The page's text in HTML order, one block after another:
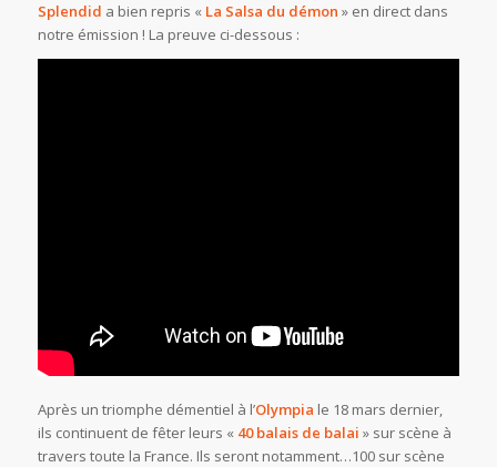
Splendid a bien repris « La Salsa du démon » en direct dans
notre émission ! La preuve ci-dessous :
Après un triomphe démentiel à l’Olympia le 18 mars dernier,
ils continuent de fêter leurs « 40 balais de balai » sur scène à
travers toute la France. Ils seront notamment…100 sur scène